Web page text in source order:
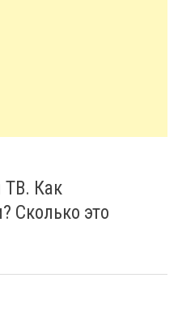
ТВ. Как
Сколько это